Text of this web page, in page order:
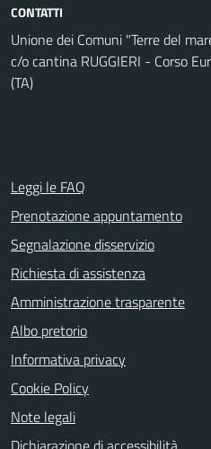
CONTATTI
Unione dei Comuni "Terre del
c/o cantina RUGGIERI - Corso
(TA)
Leggi le FAQ
Prenotazione appuntamento
Segnalazione disservizio
Richiesta di assistenza
Amministrazione trasparente
Albo pretorio
Informativa privacy
Cookie Policy
Note legali